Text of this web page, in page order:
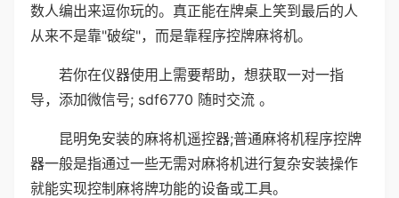
数人编出来逗你玩的。真正能在牌桌上笑到最后的人
从来不是靠"破绽"，而是靠程序控牌麻将机。
若你在仪器使用上需要帮助，想获取一对一指
导，添加微信号; sdf6770 随时交流 。
昆明免安装的麻将机遥控器;普通麻将机程序控牌
器一般是指通过一些无需对麻将机进行复杂安装操作
就能实现控制麻将牌功能的设备或工具。